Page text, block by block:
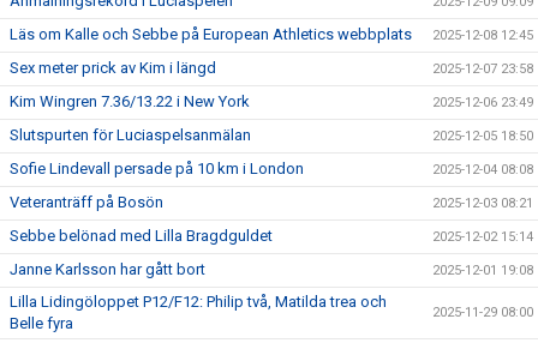
Läs om Kalle och Sebbe på European Athletics webbplats 2025-12-08 12:45
Sex meter prick av Kim i längd 2025-12-07 23:58
Kim Wingren 7.36/13.22 i New York 2025-12-06 23:49
Slutspurten för Luciaspelsanmälan 2025-12-05 18:50
Sofie Lindevall persade på 10 km i London 2025-12-04 08:08
Veteranträff på Bosön 2025-12-03 08:21
Sebbe belönad med Lilla Bragdguldet 2025-12-02 15:14
Janne Karlsson har gått bort 2025-12-01 19:08
Lilla Lidingöloppet P12/F12: Philip två, Matilda trea och
Belle fyra
2025-11-29 08:00